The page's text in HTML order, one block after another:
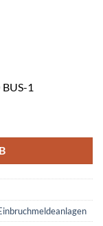
1